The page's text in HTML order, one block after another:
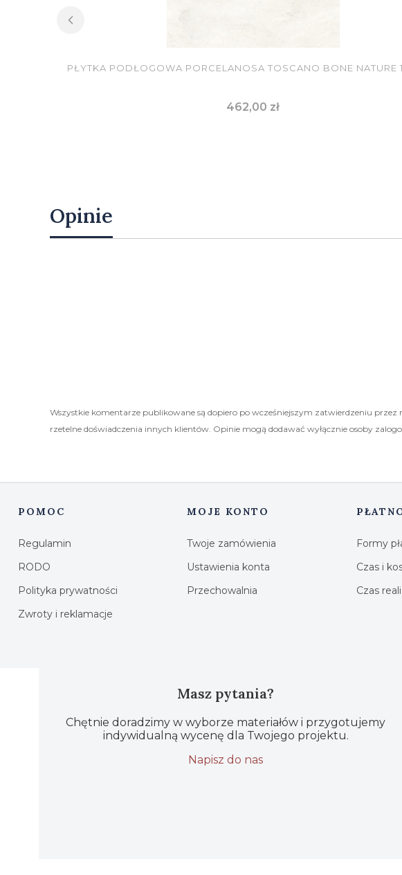
PŁYTKA PODŁOGOWA PORCELANOSA TOSCANO BONE NATURE
Cena
462,00 zł
Opinie
Wszystkie komentarze publikowane są dopiero po wcześniejszym zatwierdzeniu
rzetelne doświadczenia innych klientów. Opinie mogą dodawać wyłącznie osoby
Linki w stopce
POMOC
Regulamin
RODO
Polityka prywatności
Zwroty i reklamacje
MOJE KONTO
Twoje zamówienia
Ustawienia konta
Przechowalnia
Formy
Czas i
Czas
Masz pytania?
Chętnie doradzimy w wyborze materiałów i przygotujemy
indywidualną wycenę dla Twojego projektu.
Napisz do nas